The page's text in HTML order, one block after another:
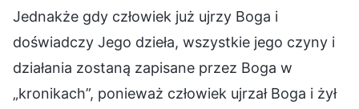
Jednakże gdy człowiek już ujrzy Boga i
doświadczy Jego dzieła, wszystkie jego czyny i
działania zostaną zapisane przez Boga w
„kronikach”, ponieważ człowiek ujrzał Boga i żył